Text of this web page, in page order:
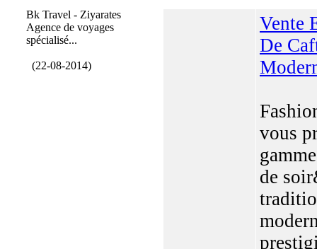
Bk Travel - Ziyarates
Agence de voyages
spécialisé...
(22-08-2014)
Vente
De
vous
de